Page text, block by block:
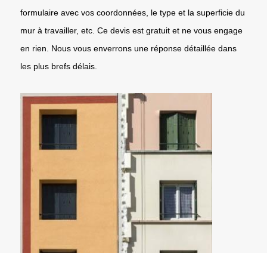
formulaire avec vos coordonnées, le type et la superficie du
mur à travailler, etc. Ce devis est gratuit et ne vous engage
en rien. Nous vous enverrons une réponse détaillée dans
les plus brefs délais.